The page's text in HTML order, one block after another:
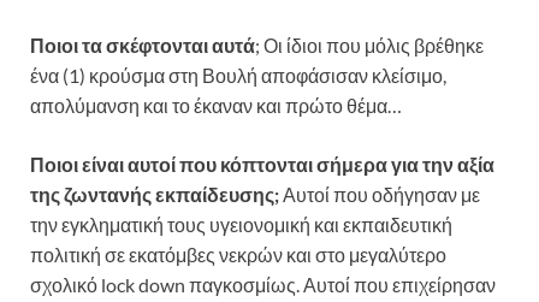
Ποιοι τα σκέφτονται αυτά; Οι ίδιοι που μόλις βρέθηκε
ένα (1) κρούσμα στη Βουλή αποφάσισαν κλείσιμο,
απολύμανση και το έκαναν και πρώτο θέμα…
Ποιοι είναι αυτοί που κόπτονται σήμερα για την αξία
της ζωντανής εκπαίδευσης;Αυτοί που οδήγησαν με
την εγκληματική τους υγειονομική και εκπαιδευτική
πολιτική σε εκατόμβες νεκρών και στο μεγαλύτερο
σχολικό lock down παγκοσμίως. Αυτοί που επιχείρησαν